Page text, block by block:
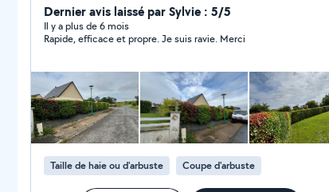
. Travail soigné et de qualité. Intervention rapide et
d'urgence dans un rayon de 40klm ( vous pouvez
consulter mon établissement sur Google ( Émeraude
photos de mes projets et réalisations. Informations
complémentaires. N'accepte plus les chèque . Merci
de votre compréhension
Dernier avis laissé par Sylvie : 5/5
Il y a plus de 6 mois
Rapide, efficace et propre. Je suis ravie. Merci
Taille de haie ou d'arbuste Coupe d'arbuste